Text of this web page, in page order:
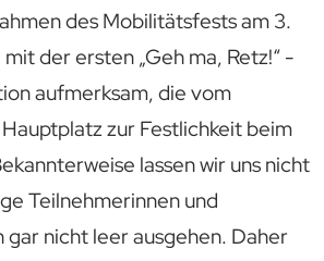
des Mobilitätsfests am 3.
der ersten „Geh ma, Retz!“ -
aufmerksam, die vom
zur Festlichkeit beim
lassen wir uns nicht
Teilnehmerinnen und
gar nicht leer ausgehen. Daher